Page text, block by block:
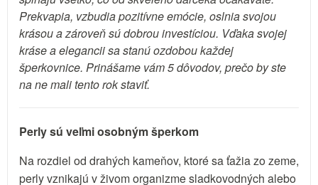
Prekvapia, vzbudia pozitívne emócie, oslnia svojou
krásou a zároveň sú dobrou investíciou. Vďaka svojej
kráse a elegancii sa stanú ozdobou každej
šperkovnice. Prinášame vám 5 dôvodov, prečo by ste
na ne mali tento rok staviť.
Perly sú veľmi osobným šperkom
Na rozdiel od drahých kameňov, ktoré sa ťažia zo zeme,
perly vznikajú v živom organizme sladkovodných alebo